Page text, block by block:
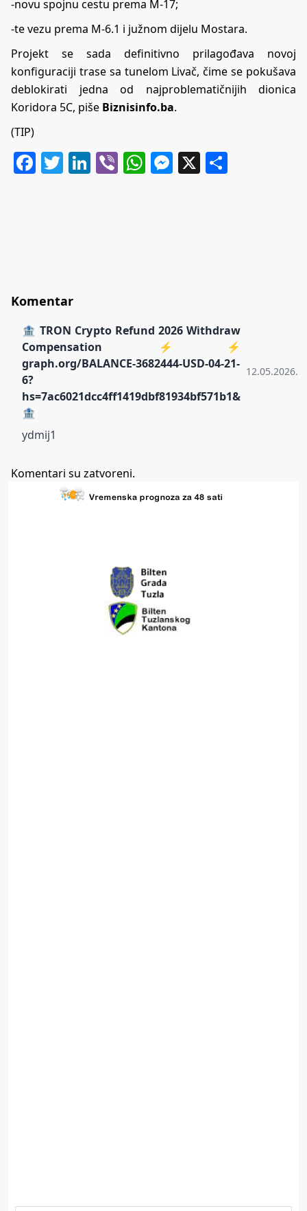
-novu spojnu cestu prema M-17;
-te vezu prema M-6.1 i južnom dijelu Mostara.
Projekt se sada definitivno prilagođava novoj
konfiguraciji trase sa tunelom Livač, čime se pokušava
deblokirati jedna od najproblematičnijih dionica
Koridora 5C, piše Biznisinfo.ba.
(TIP)
Facebook
Twitter
LinkedIn
ViberWhatsApp
Messenger
X
Komentar
🏦 TRON Crypto Refund 2026 Withdraw
Compensation ⚡⚡
graph.org/BALANCE-3682444-USD-04-21-
6?
hs=7ac6021dcc4ff1419dbf81934bf571b1&
🏦
12.05.2026.
ydmij1
Komentari su zatvoreni.